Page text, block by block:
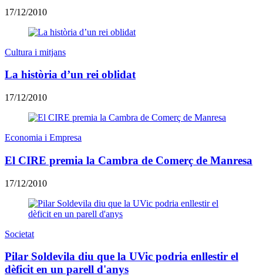
17/12/2010
Cultura i mitjans
La història d’un rei oblidat
17/12/2010
Economia i Empresa
El CIRE premia la Cambra de Comerç de Manresa
17/12/2010
Societat
Pilar Soldevila diu que la UVic podria enllestir el
dèficit en un parell d'anys